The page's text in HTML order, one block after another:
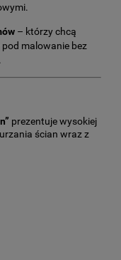
– którzy chcą
malowanie bez
prezentuje wysokiej
ścian wraz z